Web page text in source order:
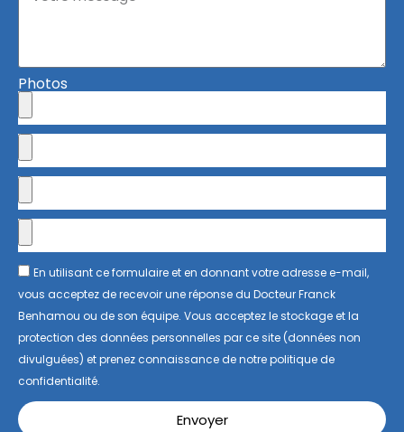
Photos
En utilisant ce formulaire et en donnant votre adresse e-mail,
vous acceptez de recevoir une réponse du Docteur Franck
Benhamou ou de son équipe. Vous acceptez le stockage et la
protection des données personnelles par ce site (données non
divulguées) et prenez connaissance de notre politique de
confidentialité.
Envoyer